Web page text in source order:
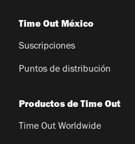
Time Out México
Suscripciones
Puntos de distribución
Productos de Time Out
Time Out Worldwide